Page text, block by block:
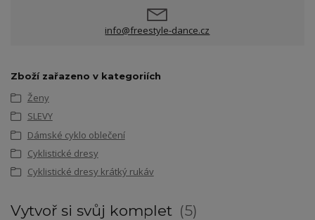
info@freestyle-dance.cz
Zboží zařazeno v kategoriích
Ženy
SLEVY
Dámské cyklo oblečení
Cyklistické dresy
Cyklistické dresy krátký rukáv
Vytvoř si svůj komplet 5